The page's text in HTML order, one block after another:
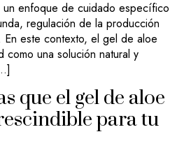
enfoque de cuidado específico
regulación de la producción
este contexto, el gel de aloe
como una solución natural y
que el gel de aloe
para tu